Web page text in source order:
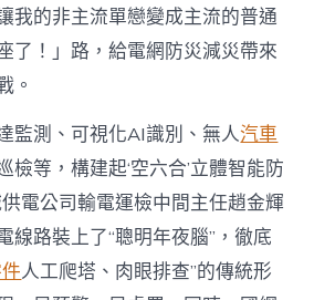
我的非主流單戀變成主流的普通
了！」路，給電網防災減災帶來
。
監測、可視化AI識別、無人汽車
檢等，構建起‘空六合’立體智能防
電公司輸電運檢中間主任趙金輝
線路裝上了“聰明年夜腦”，徹底
人工爬塔、肉眼排查”的傳統形